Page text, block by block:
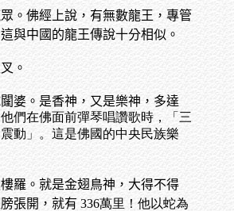
。佛經上說，有無數龍王，專管
與中國的龍王傳說十分相似。
。
婆。是香神，又是樂神，多達
們在佛面前彈琴唱讚歌時，「三
動」。這是佛國的中央民族樂
羅。就是金翅鳥神，大得不得
張開，就有 336萬里！他以蛇為